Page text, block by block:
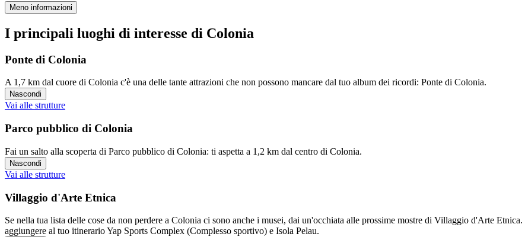
Meno informazioni
I principali luoghi di interesse di Colonia
Ponte di Colonia
A 1,7 km dal cuore di Colonia c'è una delle tante attrazioni che non possono mancare dal tuo album dei ricordi: Ponte di Colonia.
Nascondi
Vai alle strutture
Parco pubblico di Colonia
Fai un salto alla scoperta di Parco pubblico di Colonia: ti aspetta a 1,2 km dal centro di Colonia.
Nascondi
Vai alle strutture
Villaggio d'Arte Etnica
Se nella tua lista delle cose da non perdere a Colonia ci sono anche i musei, dai un'occhiata alle prossime mostre di Villaggio d'Arte
aggiungere al tuo itinerario Yap Sports Complex (Complesso sportivo) e Isola Pelau.